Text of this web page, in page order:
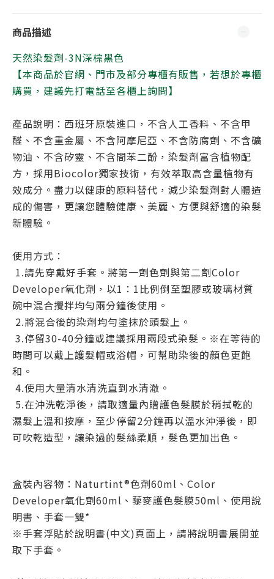
商品描述
天然染髮劑-3N深棕黑色
【本商品於官網、門市及部分專櫃有販售，若想於專櫃
購買，建議先打電話至各櫃上詢問】
產品說明：西班牙原裝進口，不含人工香料、不含甲
醛、不含重金屬、不含阿摩尼亞、不含防腐劑、不含礦
物油、不含矽靈、不含間苯二酚，染髮劑富含植物配
方，採用Biocolor獨家技術，有效萃取高含量植物有
效成分。盡力以健康的原料替代，減少染髮劑對人體造
成的傷害，更讓您體驗健康、美麗、方便與舒適的染髮
新體驗。
使用方式：
1.請先穿戴好手套。將第一劑色劑與第二劑Color
Developer氧化劑，以1：1比例倒至塑膠或玻璃材質
碗中混合攪拌均勻兩分鐘後使用。
2.將混合後的染劑均勻塗抹於頭髮上。
3.停留30-40分鐘或建議採用兩段式染髮。※在等待的
時間可以戴上護髮帽或浴帽，可幫助染後的顏色更飽
和。
4.使用大量清水清洗直到水清澈。
5.在沖洗乾淨後，請取適量內贈護色髮膜於稍拭乾的
濕髮上溫和按摩，至少停留2分鐘再以溫水沖淨後，即
可吹乾造型，讓染過的髮絲柔順，髮色更加出色。
盒裝內容物：Naturtint®色劑60ml、Color
Developer氧化劑60ml、藜麥護色髮膜50ml、使用說
明書、手套一雙*
※手套浮貼於說明書(中文)頁面上，請將說明書展開並
取下手套。